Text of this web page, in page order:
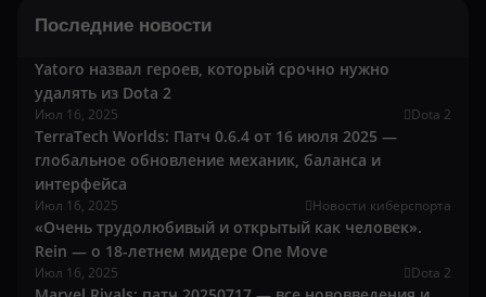
Последние новости
Yatoro назвал героев, который срочно нужно
удалять из Dota 2
Июл 16, 2025 Dota 2
TerraTech Worlds: Патч 0.6.4 от 16 июля 2025 —
глобальное обновление механик, баланса и
интерфейса
Июл 16, 2025 Новости киберспорта
«Очень трудолюбивый и открытый как человек».
Rein — о 18-летнем мидере One Move
Июл 16, 2025 Dota 2